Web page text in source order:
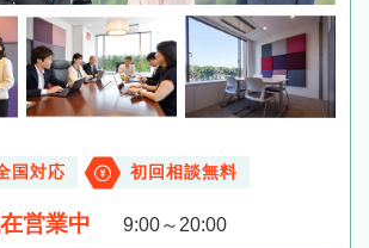
国対応 初回相談無料
営業中 9:00～20:00